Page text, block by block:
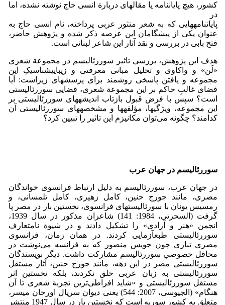
کشور، هیچ پایان­نامه یا مقاله­ای دربارة انسی حاج نوشته نشده، اما
در
پایان­نامه­هایی که به شعر منثور عربی پرداخته، نام انسی حاج به
عنوان یکی از پیشگامان این عرصه ذکر شده و پژوهش حاضر،
فتح بابی در بررسی و نقد آثار این شاعر لبنانی است.
هدف این پژوهش، بررسی تاثیر سوررئالیسم در مجموعة شعری
«لَن» و واکاوی و تحلیل مبانی معرفتی و زیبایی­شناسیکِ این
مجموعه و یافتن پاسخی روشمند برای پرسش­های زیراست: آیا
فضای غالبِ حاکم بر این مجموعة شعری، فضایی سوررئالیستی
است؟ سپس با فرض قبول بازتاب اندیشه­های سوررئالیستی بر
این مجموعه، ویژگی­ها، مؤلفه­ها و مشخصه­های سوررئالیستی آن
کدامند؟ چگونه می‌توان مکانیزم این تاثیر را تبیین کرد؟
سوررئالیسم در جهان عرب
در جهان عرب، سوررئالیسم به دلیل ارتباط فرانسوی خواندگان
مصری، مانند جورج حنین، کامل زهیری، کامل تلمسانی، و
رمسیس یونان با سورئالیست­های فرانسوی، نخستین بار در مصر پا
گرفت (السحرتی، 1984: 141) شاعران مذکور در سال 1939،
انجمن «هنر و آزادی» را تشکیل دادند و در شیوة نامتعارف
سوررئالیستی طبع­آزمایی کردند. در همان زمان، فرانسوی
مصری تباری چون جویس منصور که به فرانسه می‌نوشت در
محافل خصوصیِ سوررئالیسم مشارکت داشت. دیگر نویسندگان
سوررئالیستی مصر در این دهه، مانند جورج حنین، آثار مستقل
سوررئالیستی به زبان عربی خلق نکردند، بلکه نخستین اثر
مستقل سوررئالیستی و «شاید افراطی‌ترین تجربة شعری تا آن
هنگام» (الجیوسی، 2007: 544) یعنی دیوان سریال اورخان میسر،
متعلق به کشور سوریه است که نخستین بار در سال 1947 منتشر